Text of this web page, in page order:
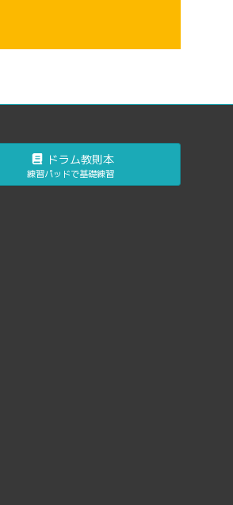
ドラム教則本
練習パッドで基礎練習